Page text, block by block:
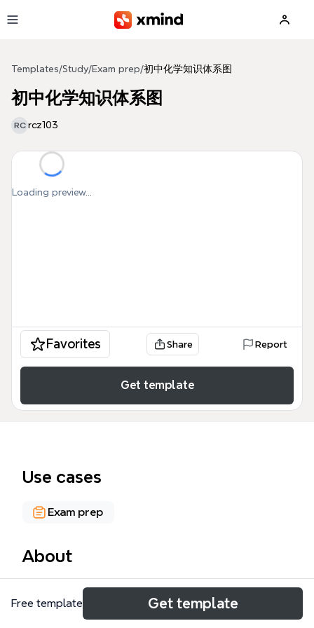
Templates/Study/Exam prep/初中化学知识体系图
初中化学知识体系图
RC rcz103
Loading preview...
Favorites Share Report
Get template
Use cases
Exam prep
About
初中化学知识体系图是一张覆盖初中化学全部核心考点
的思维导图模板，包含236个节点，系统梳理了初步认
识化学、物质性质、变化规律、组成构成四大模块。模
Free template Get template